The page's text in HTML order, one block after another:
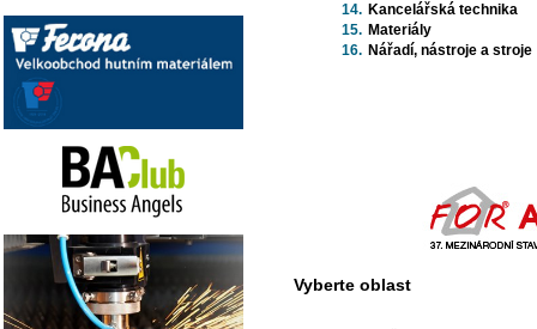
14. Kancelářská technika
15. Materiály
16. Nářadí, nástroje a stroje
Vyberte oblast